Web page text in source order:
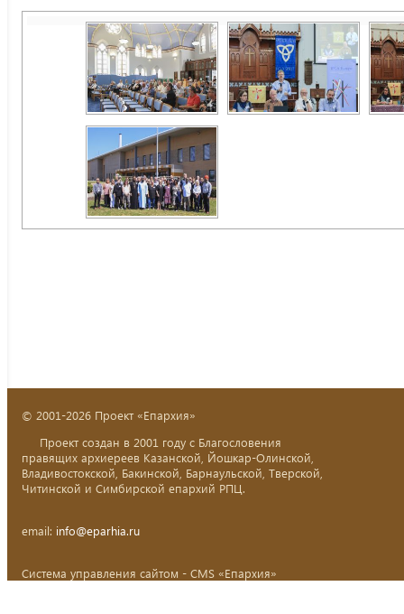
© 2001-2026 Проект «Епархия»
Проект создан в 2001 году с Благословения
правящих архиереев Казанской, Йошкар-Олинской,
Владивостокской, Бакинской, Барнаульской, Тверской,
Читинской и Симбирской епархий РПЦ.
email: info@eparhia.ru
Система управления сайтом - CMS «Епархия»